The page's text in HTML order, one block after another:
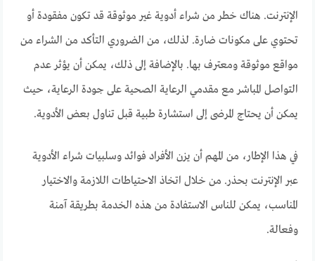
الإنترنت. هناك خطر من شراء أدوية غير موثوقة قد تكون مفقودة أو
تحتوي على مكونات ضارة. لذلك، من الضروري التأكد من الشراء من
مواقع موثوقة ومعترف بها. بالإضافة إلى ذلك، يمكن أن يؤثر عدم
التواصل المباشر مع مقدمي الرعاية الصحية على جودة الرعاية، حيث
يمكن أن يحتاج المرضى إلى استشارة طبية قبل تناول بعض الأدوية.
في هذا الإطار، من المهم أن يزن الأفراد فوائد وسلبيات شراء الأدوية
عبر الإنترنت بحذر. من خلال اتخاذ الاحتياطات اللازمة والاختيار
المناسب، يمكن للناس الاستفادة من هذه الخدمة بطريقة آمنة
وفعالة.